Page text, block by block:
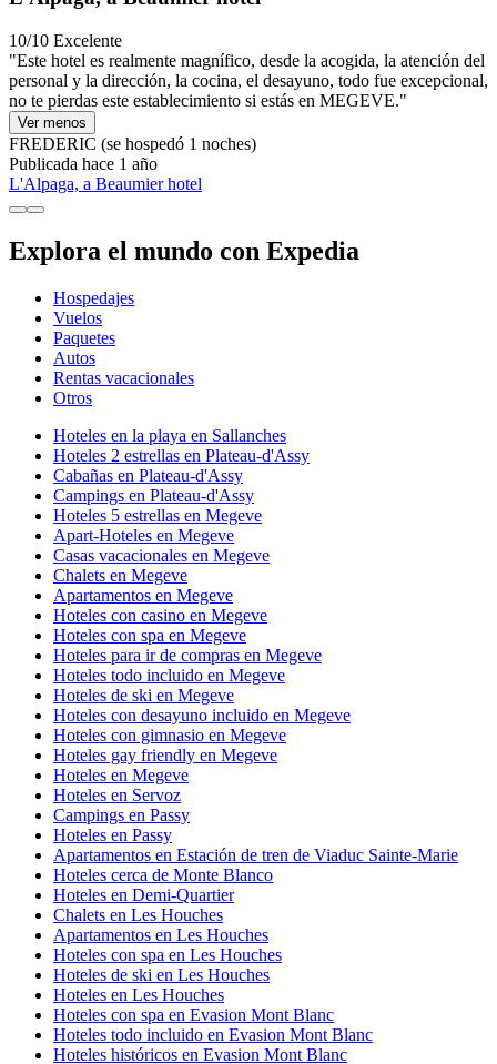
10/10 Excelente
"Este hotel es realmente magnífico, desde la acogida, la atención del
personal y la dirección, la cocina, el desayuno, todo fue excepcional,
no te pierdas este establecimiento si estás en MEGEVE."
Ver menos
FREDERIC (se hospedó 1 noches)
Publicada hace 1 año
L'Alpaga, a Beaumier hotel
Explora el mundo con Expedia
Hospedajes
Vuelos
Paquetes
Autos
Rentas vacacionales
Otros
Hoteles en la playa en Sallanches
Hoteles 2 estrellas en Plateau-d'Assy
Cabañas en Plateau-d'Assy
Campings en Plateau-d'Assy
Hoteles 5 estrellas en Megeve
Apart-Hoteles en Megeve
Casas vacacionales en Megeve
Chalets en Megeve
Apartamentos en Megeve
Hoteles con casino en Megeve
Hoteles con spa en Megeve
Hoteles para ir de compras en Megeve
Hoteles todo incluido en Megeve
Hoteles de ski en Megeve
Hoteles con desayuno incluido en Megeve
Hoteles con gimnasio en Megeve
Hoteles gay friendly en Megeve
Hoteles en Megeve
Hoteles en Servoz
Campings en Passy
Hoteles en Passy
Apartamentos en Estación de tren de Viaduc Sainte-Marie
Hoteles cerca de Monte Blanco
Hoteles en Demi-Quartier
Chalets en Les Houches
Apartamentos en Les Houches
Hoteles con spa en Les Houches
Hoteles de ski en Les Houches
Hoteles en Les Houches
Hoteles con spa en Evasion Mont Blanc
Hoteles todo incluido en Evasion Mont Blanc
Hoteles históricos en Evasion Mont Blanc